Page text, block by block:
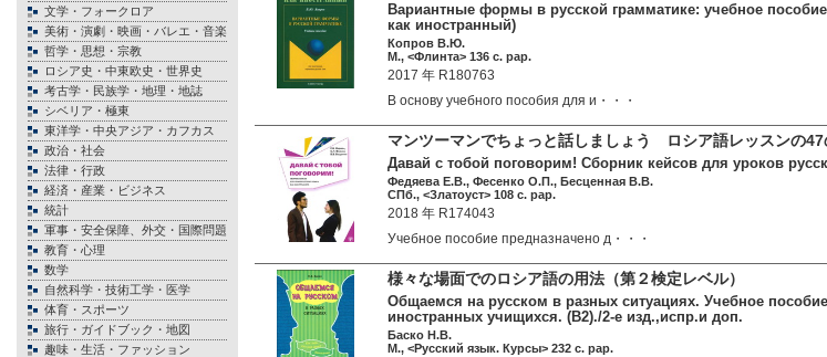
文学・フォークロア
美術・演劇・映画・バレエ・音楽
哲学・思想・宗教
ロシア史・中東欧史・世界史
考古学・民族学・地理・地誌
シベリア・極東
東洋学・中央アジア・カフカス
政治・社会
法律・行政
経済・産業・ビジネス
統計
軍事・安全保障、外交・国際問題
教育・心理
数学
自然科学・技術工学・医学
体育・スポーツ
旅行・ガイドブック・地図
趣味・生活・ファッション
Вариантные формы в русской грамматике: учебное
как иностранный)
Копров В.Ю.
М., <Флинта> 136 c. pap.
2017 年 R180763
В основу учебного пособия для и・・・
マンツーマンでちょっと話しましょう ロシア語レッスンの47
Давай с тобой поговорим! Сборник кейсов для уроков
Федяева Е.В., Фесенко О.П., Бесценная В.В.
СПб., <Златоуст> 108 c. pap.
2018 年 R174043
Учебное пособие предназначено д・・・
様々な場面でのロシア語の用法（第２検定レベル）
Общаемся на русском в разных ситуациях. Учебное
иностранных учищихся. (B2)./2-е изд.,испр.и доп.
Баско Н.В.
М., <Русский язык. Курсы> 232 c. pap.